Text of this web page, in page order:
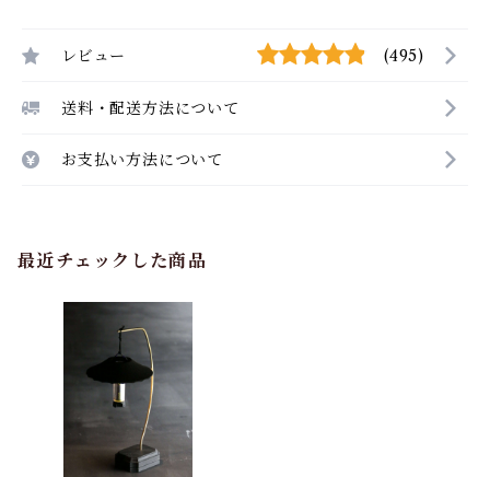
レビュー (495)
送料・配送方法について
お支払い方法について
最近チェックした商品